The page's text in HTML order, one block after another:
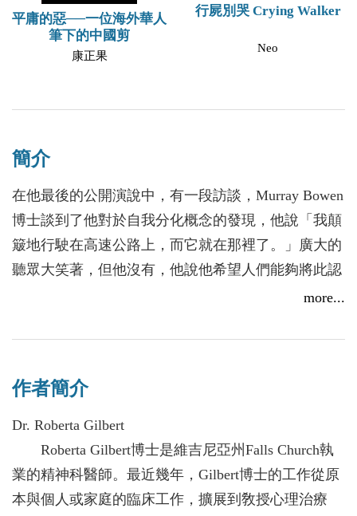
平庸的惡──一位海外華人
筆下的中國剪
康正果
行屍別哭 Crying Walker
Neo
簡介
在他最後的公開演說中，有一段訪談，Murray Bowen
博士談到了他對於自我分化概念的發現，他說「我顛
簸地行駛在高速公路上，而它就在那裡了。」廣大的
聽眾大笑著，但他沒有，他說他希望人們能夠將此認
與中心課程的人、以及所有提供訓練課程者，和所有
（Center for the Study of Human Systems）的非凡領導
力研討會（Extraordinary Leadership Seminar）中，我
們要求每個人至少投入三年以上的完整學習。學習自
我分化這個重要概念，通常就占用了一年的時間，這
是大多數人所無法奢求以得的時間，然而，這些學習
more...
作者簡介
Dr. Roberta Gilbert
Roberta Gilbert博士是維吉尼亞州Falls Church執
業的精神科醫師。最近幾年，Gilbert博士的工作從原
本與個人或家庭的臨床工作，擴展到敎授心理治療